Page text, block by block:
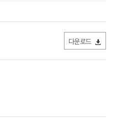
다운로드